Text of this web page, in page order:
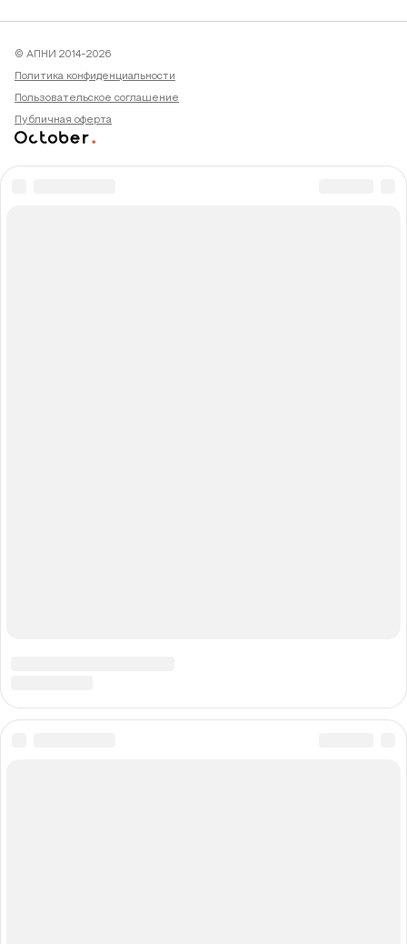
© АПНИ 2014-2026
Политика конфиденциальности
Пользовательское соглашение
Публичная оферта